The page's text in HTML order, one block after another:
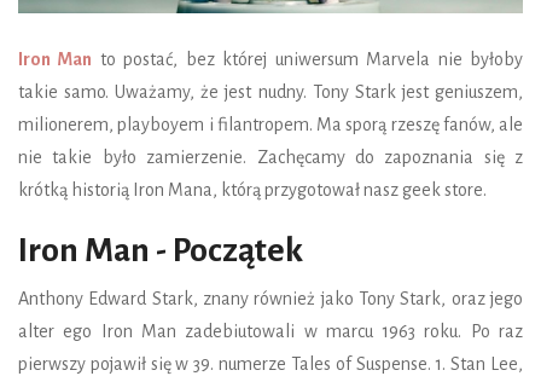
Iron Man to postać, bez której uniwersum Marvela nie byłoby
takie samo. Uważamy, że jest nudny. Tony Stark jest geniuszem,
milionerem, playboyem i filantropem. Ma sporą rzeszę fanów, ale
nie takie było zamierzenie. Zachęcamy do zapoznania się z
krótką historią Iron Mana, którą przygotował nasz geek store.
Iron Man - Początek
Anthony Edward Stark, znany również jako Tony Stark, oraz jego
alter ego Iron Man zadebiutowali w marcu 1963 roku. Po raz
pierwszy pojawił się w 39. numerze Tales of Suspense. 1. Stan Lee,